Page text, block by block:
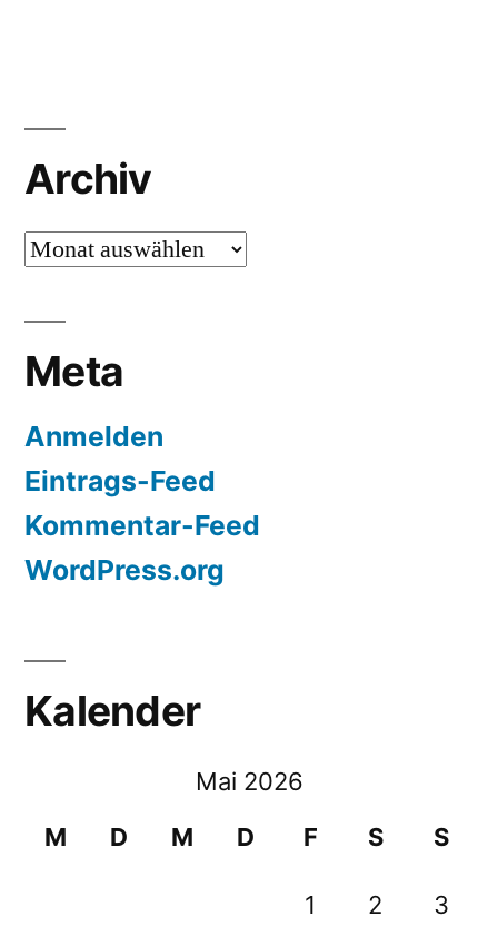
Archiv
Archiv
Meta
Anmelden
Eintrags-Feed
Kommentar-Feed
WordPress.org
Kalender
Mai 2026
M
D M D F S S
1 2 3